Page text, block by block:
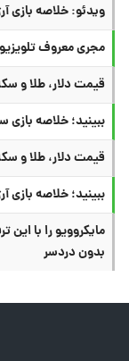
ویدئو: خلاصه بازی آرژانتین
مجری معروف
قیمت دلار، طلا و سکه
ببینید؛ خلاصه بازی سوئیس ۰ (۴) - کلمبیا ۰
قیمت دلار، طلا و سکه
ببینید؛ خلاصه بازی آرژانتین ۳ - مصر ۲
بدون دردسر